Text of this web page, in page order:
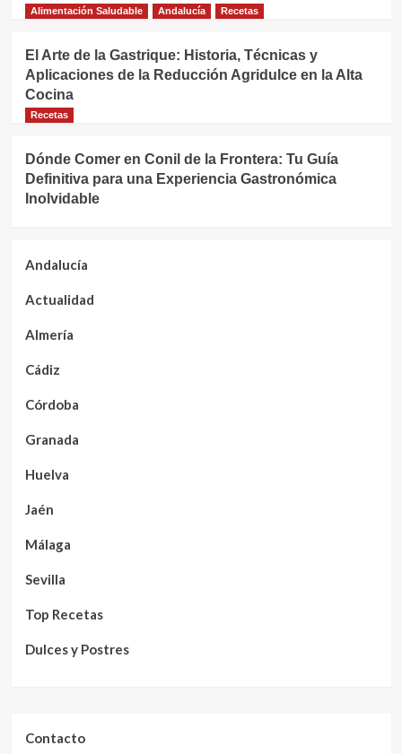
Alimentación Saludable Andalucía Recetas
El Arte de la Gastrique: Historia, Técnicas y
Aplicaciones de la Reducción Agridulce en la Alta
Cocina
Recetas
Dónde Comer en Conil de la Frontera: Tu Guía
Definitiva para una Experiencia Gastronómica
Inolvidable
Andalucía
Actualidad
Almería
Cádiz
Córdoba
Granada
Huelva
Jaén
Málaga
Sevilla
Top Recetas
Dulces y Postres
Contacto